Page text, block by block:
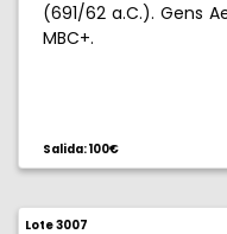
(691/62 a.C.). Gens
MBC+.
Salida: 100€
Lote 3007